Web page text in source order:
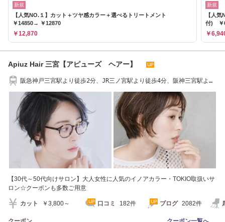
新規
【人気NO.１】カット＋ツヤ感カラー＋選べるトリートメント
￥14850→ ￥12870
￥12,870
新規
【人
付) ￥
￥
Apiuz Hair 三宮【アピューズ ヘアー】
阪急神戸三宮駅より徒歩2分、JR三ノ宮駅より徒歩4分、阪神三宮駅より
【30代～50代向けサロン】大人女性に人気のイノアカラー・TOKIO取扱いサ
ロン☆クーポンも多数ご用意
カット ￥3,800～ 口コミ 182件 ブログ 2082件